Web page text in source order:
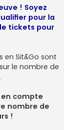
! Soyez
pour la
tickets pour
en Sit&Go sont
le nombre de
en compte
nombre de
!